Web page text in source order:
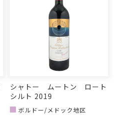
シャトー ムートン ロート
シルト 2019
ボルドー/メドック地区